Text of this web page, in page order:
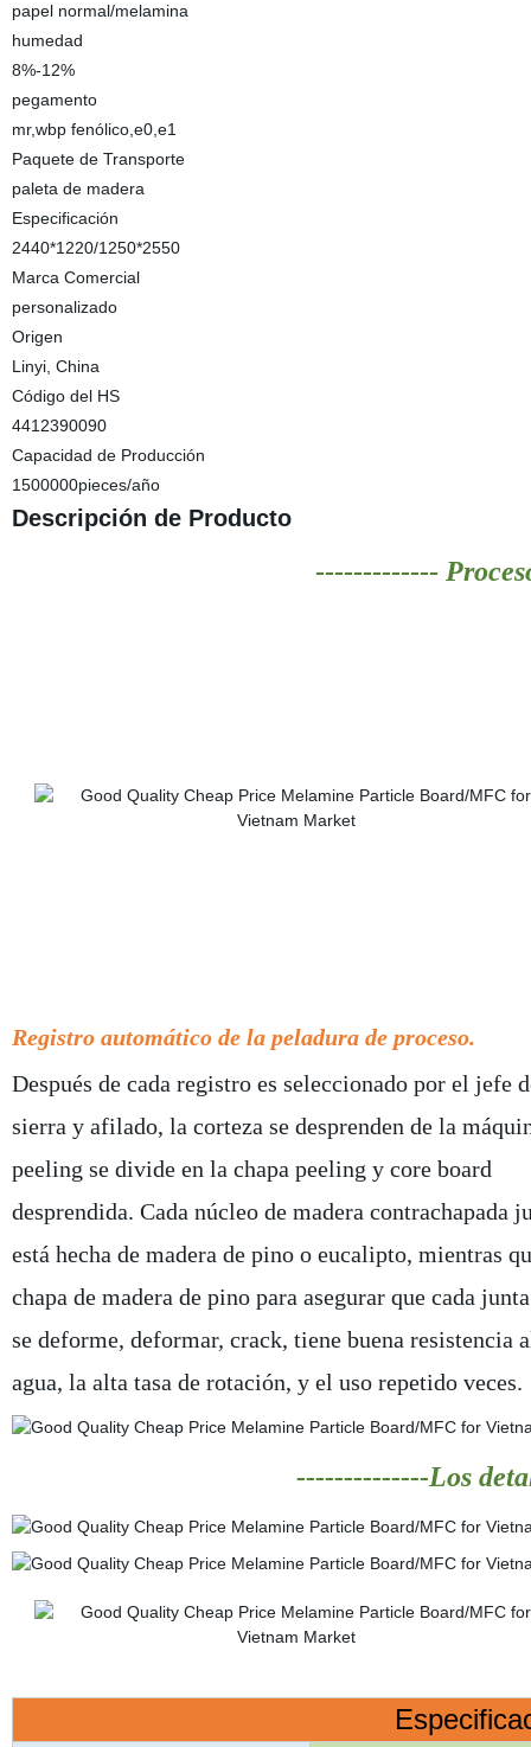
papel normal/melamina
humedad
8%-12%
pegamento
mr,wbp fenólico,e0,e1
Paquete de Transporte
paleta de madera
Especificación
2440*1220/1250*2550
Marca Comercial
personalizado
Origen
Linyi, China
Código del HS
4412390090
Capacidad de Producción
1500000pieces/año
Descripción de Producto
-------------
Registro automático de la peladura de proceso.
Después de cada registro es seleccionado por el jefe
sierra y afilado, la corteza se desprenden de la
peeling se divide en la chapa peeling y core board
desprendida. Cada núcleo de madera contrachapada
está hecha de madera de pino o eucalipto, mientras
chapa de madera de pino para asegurar que cada
se deforme, deformar, crack, tiene buena resistencia
agua, la alta tasa de rotación, y el uso repetido veces.
--------------Los